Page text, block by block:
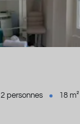
2 personnes 18 m²